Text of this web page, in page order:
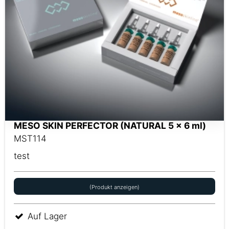
MESO SKIN PERFECTOR (NATURAL 5 x 6 ml)
MST114
test
(Produkt anzeigen)
Auf Lager